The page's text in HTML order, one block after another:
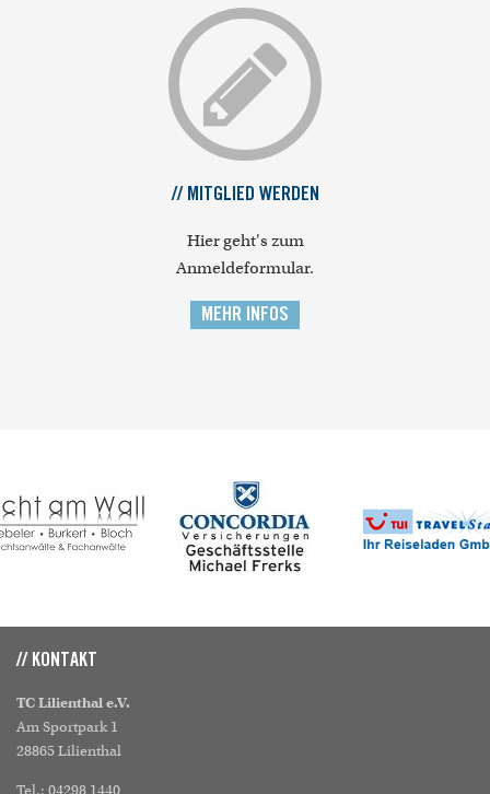
// MITGLIED WERDEN
Hier geht's zum
Anmeldeformular.
MEHR INFOS
// KONTAKT
TC Lilienthal e.V.
Am Sportpark 1
28865 Lilienthal